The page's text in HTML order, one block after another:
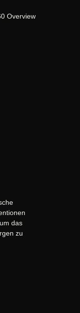
Overview
das
zu